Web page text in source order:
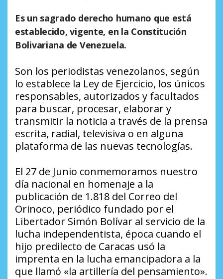
Es un sagrado derecho humano que está
establecido, vigente, en la Constitución
Bolivariana de Venezuela.
Son los periodistas venezolanos, según
lo establece la Ley de Ejercicio, los únicos
responsables, autorizados y facultados
para buscar, procesar, elaborar y
transmitir la noticia a través de la prensa
escrita, radial, televisiva o en alguna
plataforma de las nuevas tecnologías.
El 27 de Junio conmemoramos nuestro
día nacional en homenaje a la
publicación de 1.818 del Correo del
Orinoco, periódico fundado por el
Libertador Simón Bolívar al servicio de la
lucha independentista, época cuando el
hijo predilecto de Caracas usó la
imprenta en la lucha emancipadora a la
que llamó «la artillería del pensamiento».